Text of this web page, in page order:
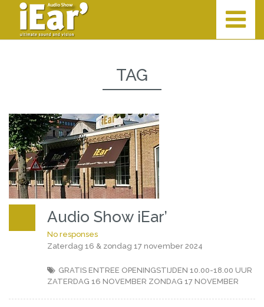
TAG
Audio Show iEar’
No responses
Zaterdag 16 & zondag 17 november 2024
GRATIS ENTREE OPENINGSTIJDEN 10.00-18.00 UUR
ZATERDAG 16 NOVEMBER ZONDAG 17 NOVEMBER